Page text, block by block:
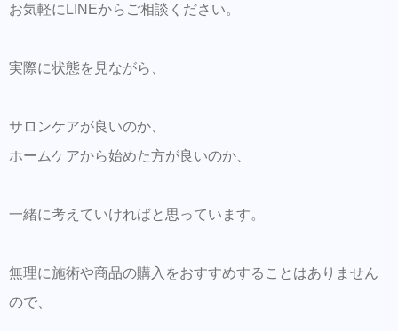
お気軽にLINEからご相談ください。
実際に状態を見ながら、
サロンケアが良いのか、
ホームケアから始めた方が良いのか、
一緒に考えていければと思っています。
無理に施術や商品の購入をおすすめすることはありません
ので、